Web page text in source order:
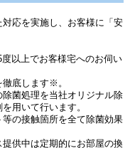
応を実施し、お客様に「安
以上でお客様宅へのお伺い
底します※。
菌処理を当社オリジナル除
用いて行います。
の接触箇所を全て除菌効果
供中は定期的にお部屋の換